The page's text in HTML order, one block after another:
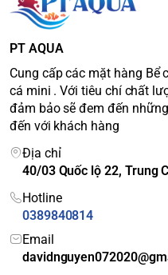
PT AQUA
Cung cấp các mặt hàng Bể
cá mini . Với tiêu chí chất
đảm bảo sẽ đem đến
đến với khách hàng
Địa chỉ
40/03 Quốc lộ 22, Trung
Hotline
0389840814
Email